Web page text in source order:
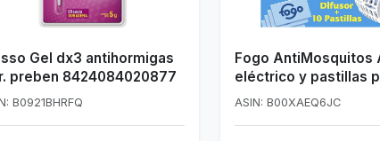
Gel dx3 antihormigas
preben 8424084020877
B0921BHRFQ
Fogo AntiMosquitos
eléctrico y pastillas
insecticida mata
ASIN: B00XAEQ6JC